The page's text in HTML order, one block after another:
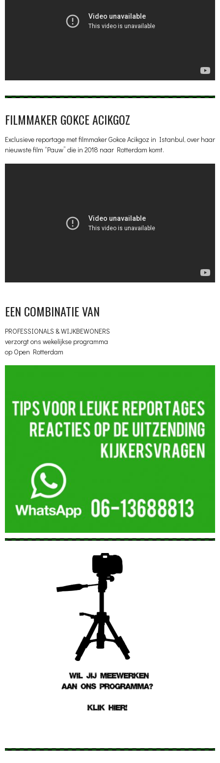
FILMMAKER GOKCE ACIKGOZ
Exclusieve reportage met filmmaker Gokce Acikgoz in Istanbul, over haar
nieuwste film “Pauw” die in 2018 naar Rotterdam komt.
EEN COMBINATIE VAN
PROFESSIONALS & WIJKBEWONERS
verzorgt ons wekelijkse programma
op Open Rotterdam